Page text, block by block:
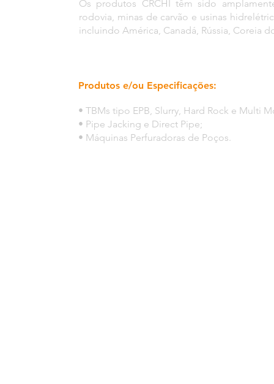
Os produtos CRCHI têm sido
rodovia, minas de carvão e usinas
incluindo América, Canadá, Rússia, Coreia
Produtos e/ou Especificações:
• TBMs tipo EPB, Slurry, Hard Rock e Multi
• Pipe Jacking e Direct Pipe;
• Máquinas Perfuradoras de Poços.